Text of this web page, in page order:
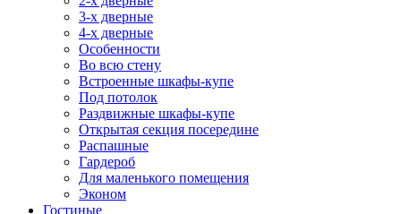
3-х дверные
4-х дверные
Особенности
Во всю стену
Встроенные шкафы-купе
Под потолок
Раздвижные шкафы-купе
Открытая секция посередине
Распашные
Гардероб
Для маленького помещения
Эконом
Гостиные